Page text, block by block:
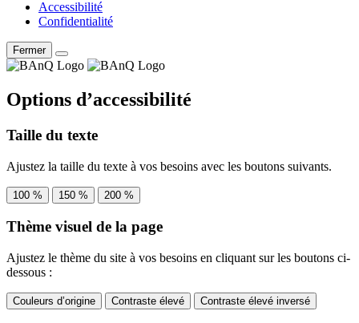
Accessibilité
Confidentialité
Fermer
Options d’accessibilité
Taille du texte
Ajustez la taille du texte à vos besoins avec les boutons suivants.
100 % 150 % 200 %
Thème visuel de la page
Ajustez le thème du site à vos besoins en cliquant sur les boutons ci-
dessous :
Couleurs d’origine Contraste élevé Contraste élevé inversé